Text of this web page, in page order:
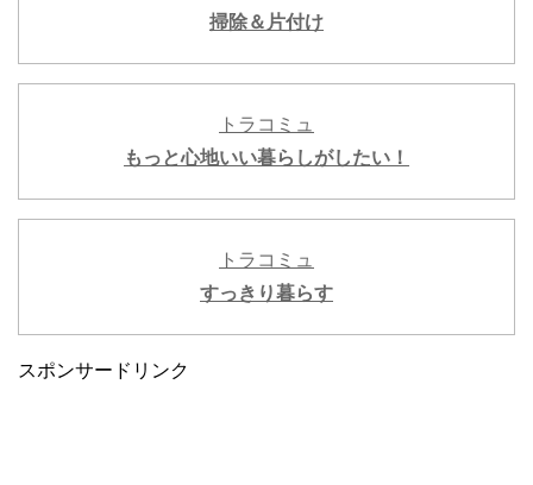
掃除＆片付け
トラコミュ
もっと心地いい暮らしがしたい！
トラコミュ
すっきり暮らす
スポンサードリンク